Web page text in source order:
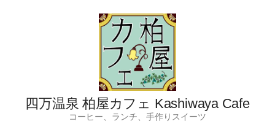
四万温泉 柏屋カフェ Kashiwaya Cafe
コーヒー、ランチ、手作りスイーツ